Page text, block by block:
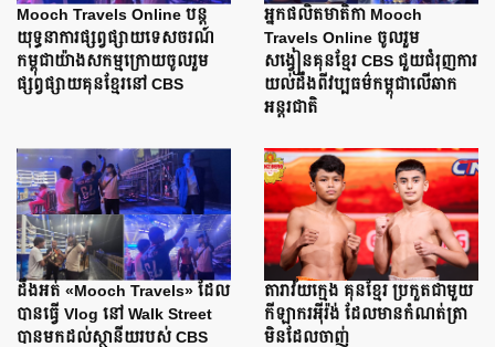
Mooch Travels Online បន្ត
យុទ្ធនាការផ្សព្វផ្សាយទេសចរណ៍
កម្ពុជាយ៉ាងសកម្មក្រោយចូលរួម
ផ្សព្វផ្សាយគុនខ្មែរនៅ CBS
អ្នកផលិតមាតិកា Mooch
Travels Online ចូលរួម
សង្វៀនគុនខ្មែរ CBS ជួយជំរុញការ
យល់ដឹងពីវប្បធម៌កម្ពុជាលើឆាក
អន្តរជាតិ
ដឹងអត់ «Mooch Travels» ដែល
បានធ្វើ Vlog នៅ Walk Street
បានមកដល់ស្ថានីយរបស់ CBS
តារាវ័យក្មេង គុនខ្មែរ ប្រកួតជាមួយ
កីឡាករអ៊ីរ៉ង់ ដែលមានកំណត់ត្រា
មិនដែលចាញ់